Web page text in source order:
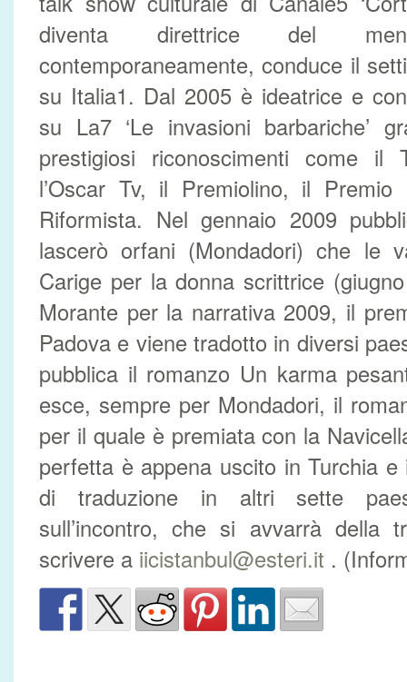
diventa direttrice del
contemporaneamente, conduce il
su Italia1. Dal 2005 è ideatrice e
su La7 ‘Le invasioni barbariche’
prestigiosi riconoscimenti come il
l’Oscar Tv, il Premiolino, il Premio
Riformista. Nel gennaio 2009
lascerò orfani (Mondadori) che le
Carige per la donna scrittrice
Morante per la narrativa 2009, il
Padova e viene tradotto in diversi
pubblica il romanzo Un karma
esce, sempre per Mondadori, il
per il quale è premiata con la
perfetta è appena uscito in Turchia
di traduzione in altri sette
sull’incontro, che si avvarrà della
scrivere a iicistanbul@esteri.it .